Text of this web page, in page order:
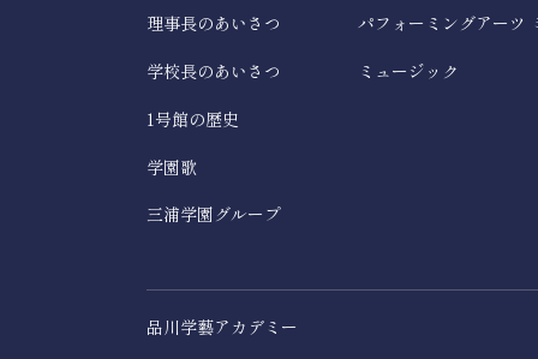
理事長のあいさつ
学校長のあいさつ
1号館の歴史
学園歌
三浦学園グループ
パフォーミングアーツ
ミュージック
品川学藝アカデミー